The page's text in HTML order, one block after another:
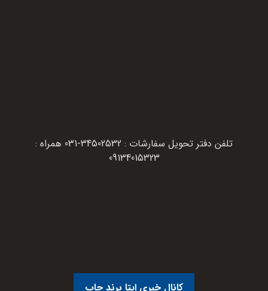
تلفن دفتر تحویل سفارشات : 34502532-031 همراه :
09134015323